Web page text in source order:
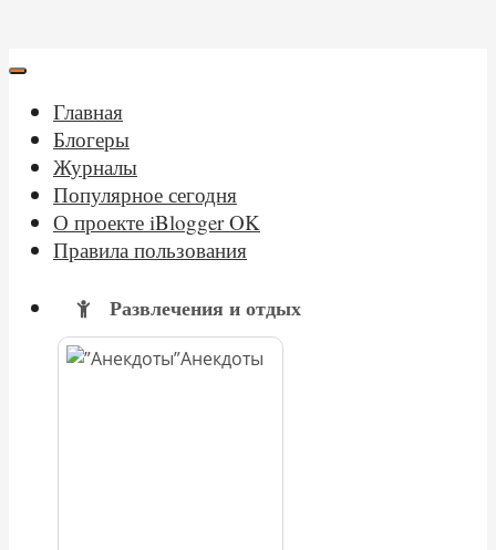
Главная
Блогеры
Журналы
Популярное сегодня
О проекте iBlogger OK
Правила пользования
Развлечения и отдых
Анекдоты